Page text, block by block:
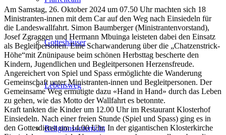
Gotteshäuser
Lebensweg
Religionsunterricht
Am Samstag, 26. Oktober 2024 um 07.50 Uhr machten sich 18
Ministranten-innen mit dem Car auf den Weg nach Einsiedeln für
die Landeswallfahrt. Simon Baumberger (Ministrantenvorstand),
Josef Zgraggen und Hermann Mbuinga leisteten dabei den Einsatz
als Begleitpersonen. Eine Scharwanderung über die „Chatzenstrick-
Höhe“mit Znünipause beim schönen Herbsttag bescherte den
Kindern, Jugendlichen und Begleitpersonen Herzensfreude.
Angereichert von Spiel und Spass ermöglichte die Wanderung
Gemeinschaft unter Ministranten-innen und Begleitpersonen. Der
Gemeinsame Weg ermutigte dazu «Hand in Hand» durch das Leben
zu gehen, wie das Motto der Wallfahrt es betonnte.
Kraft tankten die Kinder um 12.00 Uhr im Restaurant Klosterhof
Einsiedeln. Nach einer freien Stunde (Spiel und Spass) ging es in
den Gottesdienst um 14.00 Uhr. In der gigantischen Klosterkirche